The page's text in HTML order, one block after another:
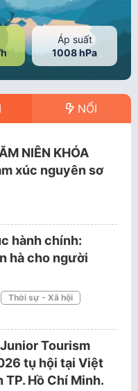
Áp suất
1008 hPa
NỔI
NIÊN KHÓA
xúc nguyên sơ
hành chính:
hà cho người
Thời sự - Xã hội
Tourism
tụ hội tại Việt
TP. Hồ Chí Minh.